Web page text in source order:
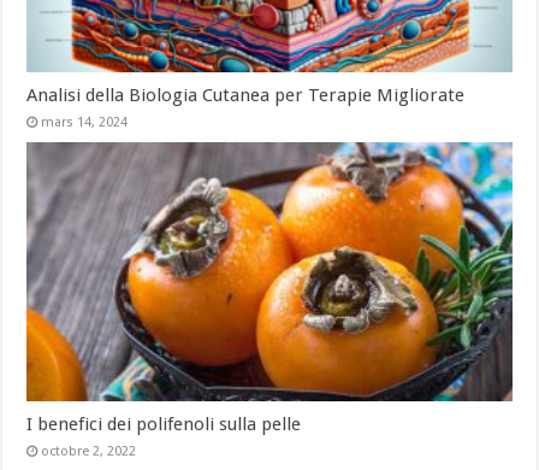
Analisi della Biologia Cutanea per Terapie Migliorate
mars 14, 2024
I benefici dei polifenoli sulla pelle
octobre 2, 2022